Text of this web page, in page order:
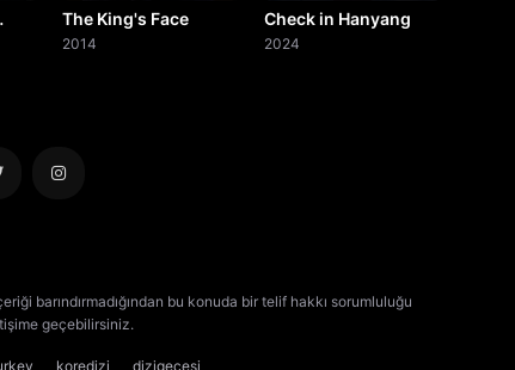
The King's Face
2014
Check in Hanyang
2024
barındırmadığından bu konuda bir telif hakkı sorumluluğu
geçebilirsiniz.
koredizi dizigecesi